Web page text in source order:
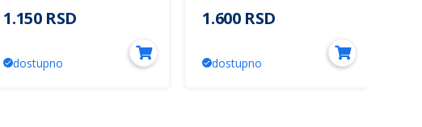
Lighting
1.150 RSD
dostupno
1.600 RSD
dostupno